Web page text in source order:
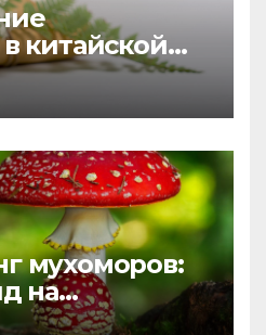
китайской
усталости
мухоморов:
на